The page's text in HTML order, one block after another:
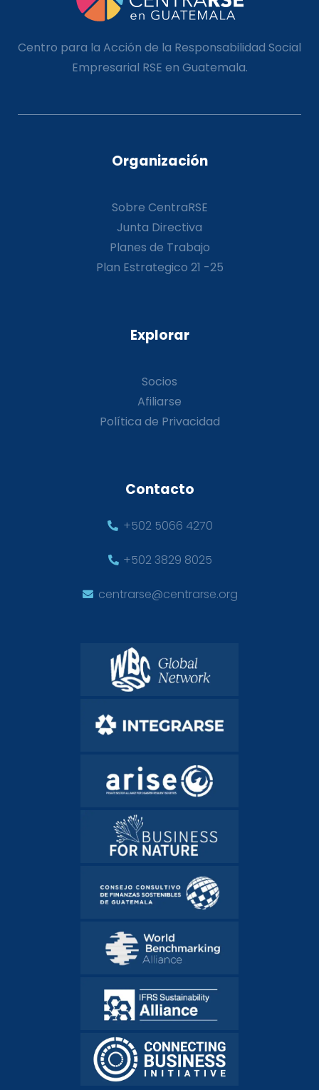
Centro para la Acción de la Responsabilidad Social
Empresarial RSE en Guatemala.
Organización
Sobre CentraRSE
Junta Directiva
Planes de Trabajo
Plan Estrategico 21 -25
Explorar
Socios
Afiliarse
Política de Privacidad
Contacto
+502 5066 4270
+502 3829 8025
centrarse@centrarse.org